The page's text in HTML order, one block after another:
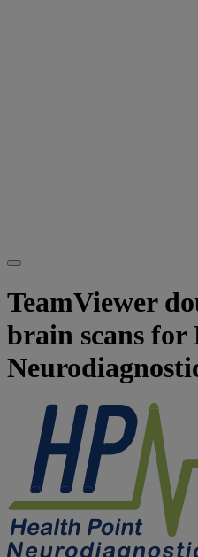
TeamViewer
brain scans